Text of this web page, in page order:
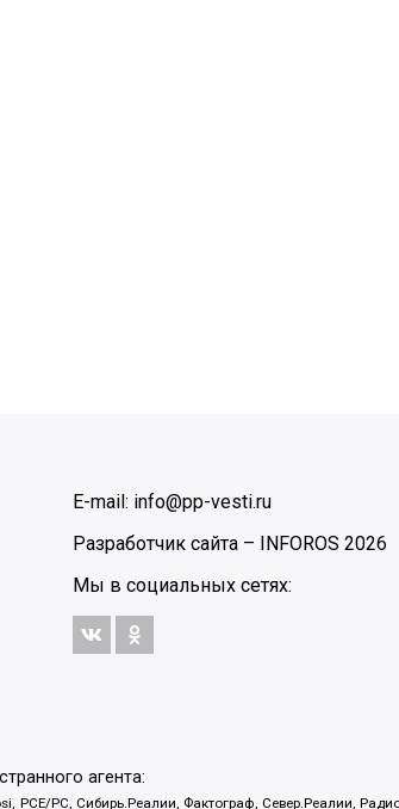
E-mail: info@pp-vesti.ru
Разработчик сайта –
INFOROS 2026
Мы в социальных сетях:
агента:
PC, Сибирь.Реалии, Фактограф, Север.Реалии,